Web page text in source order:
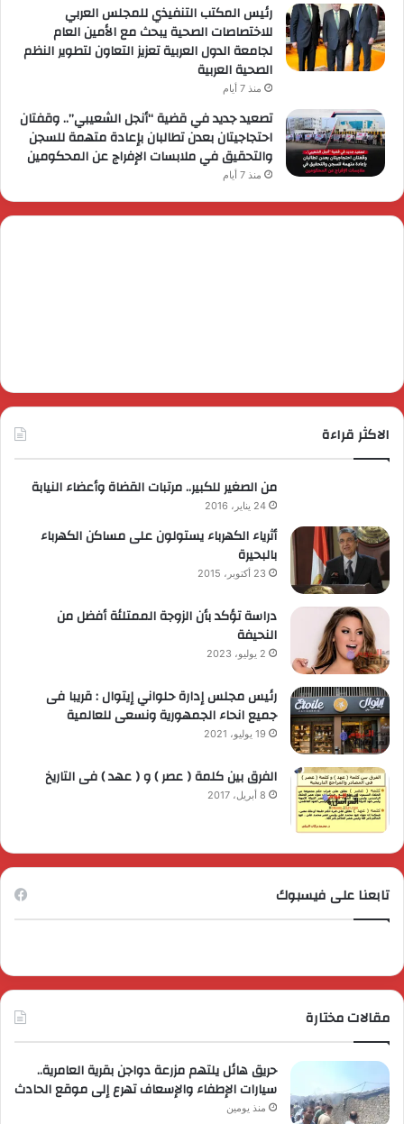
رئيس المكتب التنفيذي للمجلس العربي
للاختصاصات الصحية يبحث مع الأمين العام
لجامعة الدول العربية تعزيز التعاون لتطوير النظم
الصحية العربية
منذ 7 أيام
تصعيد جديد في قضية “أنجل الشعيبي”.. وقفتان
احتجاجيتان بعدن تطالبان بإعادة متهمة للسجن
والتحقيق في ملابسات الإفراج عن المحكومين
منذ 7 أيام
الاكثر قراءة
من الصغير للكبير.. مرتبات القضاة وأعضاء النيابة
24 يناير، 2016
أثرياء الكهرباء يستولون على مساكن الكهرباء
بالبحيرة
23 أكتوبر، 2015
دراسة تؤكد بأن الزوجة الممتلئة أفضل من
النحيفة
2 يوليو، 2023
رئيس مجلس إدارة حلواني إيتوال : قريبا فى
جميع انحاء الجمهورية ونسعى للعالمية
19 يوليو، 2021
الفرق بين كلمة ( عصر ) و ( عهد ) فى التاريخ
8 أبريل، 2017
تابعنا على فيسبوك
مقالات مختارة
حريق هائل يلتهم مزرعة دواجن بقرية العامرية..
سيارات الإطفاء والإسعاف تهرع إلى موقع الحادث
منذ يومين